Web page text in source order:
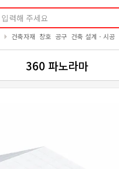
arrow_right 건축자재 창호 공구 건축 설계ㆍ시공
360 파노라마